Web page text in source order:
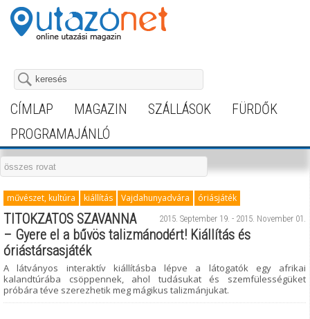
CÍMLAP MAGAZIN SZÁLLÁSOK
FÜRDŐK
PROGRAMAJÁNLÓ
művészet, kultúra kiállítás Vajdahunyadvára óriásjáték
2015. September 19. - 2015. November 01.
TITOKZATOS SZAVANNA
– Gyere el a bűvös talizmánodért! Kiállítás és
óriástársasjáték
A látványos interaktív kiállításba lépve a látogatók egy afrikai
kalandtúrába csöppennek, ahol tudásukat és szemfülességüket
próbára téve szerezhetik meg mágikus talizmánjukat.